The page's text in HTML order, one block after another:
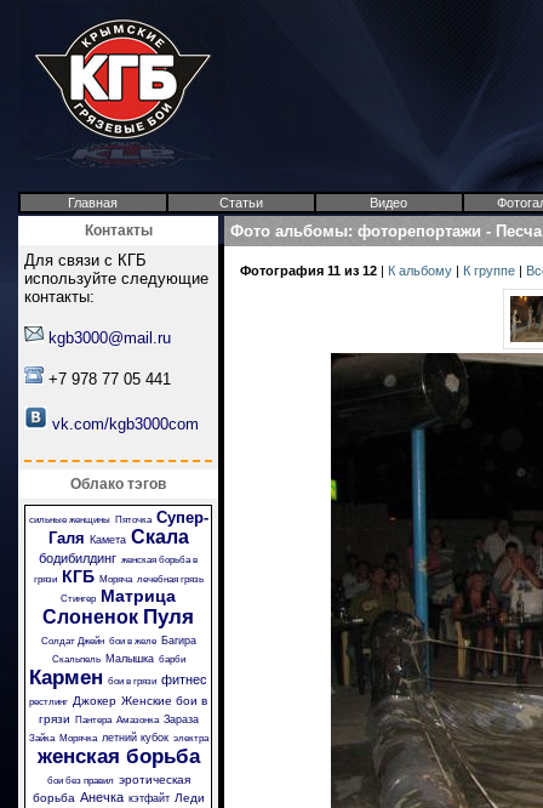
Главная Статьи Видео
Контакты
Для связи с КГБ
используйте следующие
контакты:
kgb3000@mail.ru
+7 978 77 05 441
vk.com/kgb3000com
Облако тэгов
сильные женщины Пяточка Супер-
Галя Камета Скала
бодибилдинг женская борьба в
грязи
КГБ Моряча лечебная грязь
Стингер Матрица
Слоненок Пуля
Солдат Джейн бои в желе Багира
Скальпель Малышка барби
Кармен бои в грязи фитнес
рестлинг Джокер Женские бои в
грязи
Пантера Амазонка Зараза
Зайка Морячка летний кубок электра
женская борьба
бои без правил эротическая
борьба Анечка кэтфайт Леди
Фото альбомы: фоторепортажи -
Фотография 11 из 12 | К альбому | К группе |